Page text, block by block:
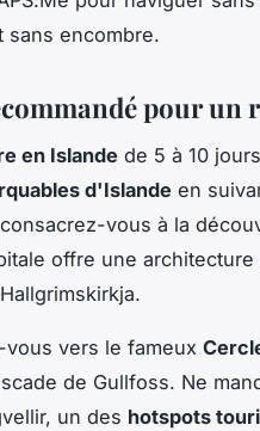
sans encombre.
pour un
en Islande de 5 à 10
d'Islande en
vous à la
offre une
vers le fameux
de Gullfoss. Ne
un des hotspots